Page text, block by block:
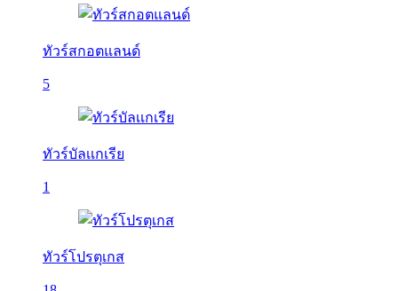
ทัวร์สกอตแลนด์
5
ทัวร์บัลเเกเรีย
1
ทัวร์โปรตุเกส